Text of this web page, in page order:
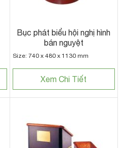
Bục phát biểu hội nghị hình
bán nguyệt
Size: 740 x 480 x 1130 mm
Xem Chi Tiết